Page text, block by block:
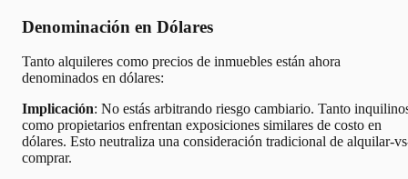
Denominación en Dólares
Tanto alquileres como precios de inmuebles están ahora
denominados en dólares:
Implicación: No estás arbitrando riesgo cambiario. Tanto
como propietarios enfrentan exposiciones similares de costo en
dólares. Esto neutraliza una consideración tradicional de alquilar-
comprar.